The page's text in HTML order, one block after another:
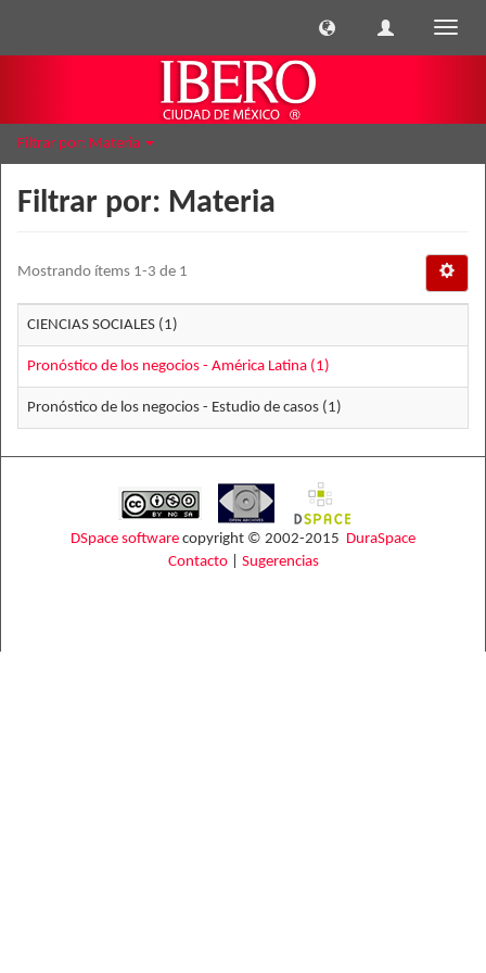
Filtrar por: Materia
Filtrar por: Materia
Mostrando ítems 1-3 de 1
CIENCIAS SOCIALES (1)
Pronóstico de los negocios - América Latina (1)
Pronóstico de los negocios - Estudio de casos (1)
DSpace software copyright © 2002-2015 DuraSpace
Contacto| Sugerencias